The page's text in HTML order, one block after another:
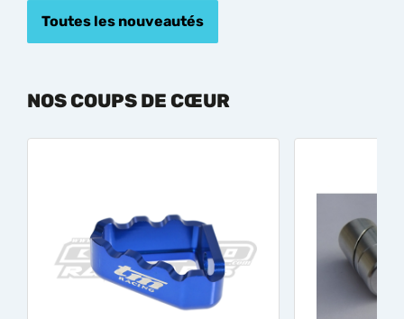
Toutes les nouveautés
NOS COUPS DE CŒUR